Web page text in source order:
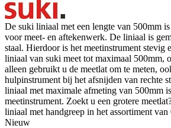
De suki liniaal met een lengte van 500mm
voor meet- en aftekenwerk. De liniaal is
staal. Hierdoor is het meetinstrument stevig
liniaal van suki meet tot maximaal 500mm,
alleen gebruikt u de meetlat om te meten,
hulpinstrument bij het afsnijden van rechte
liniaal met maximale afmeting van 500mm
meetinstrument. Zoekt u een grotere
liniaal met handgreep in het assortiment van
Nieuw